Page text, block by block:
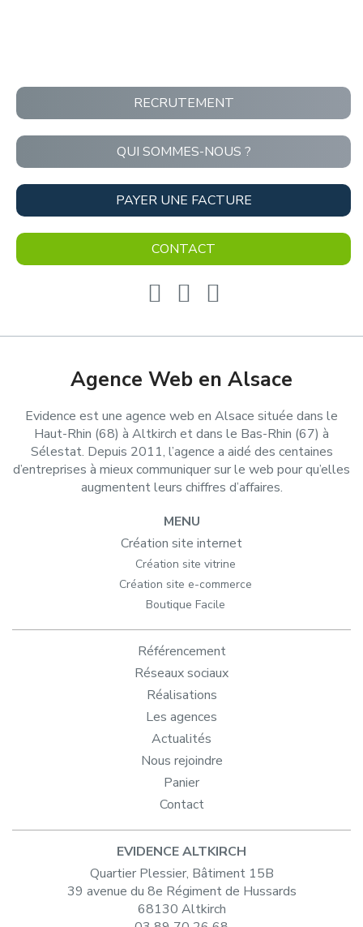
RECRUTEMENT
QUI SOMMES-NOUS ?
PAYER UNE FACTURE
CONTACT
Agence Web en Alsace
Evidence est une agence web en Alsace située dans le
Haut-Rhin (68) à Altkirch et dans le Bas-Rhin (67) à
Sélestat. Depuis 2011, l’agence a aidé des centaines
d’entreprises à mieux communiquer sur le web pour qu’elles
augmentent leurs chiffres d’affaires.
MENU
Création site internet
Création site vitrine
Création site e-commerce
Boutique Facile
Référencement
Réseaux sociaux
Réalisations
Les agences
Actualités
Nous rejoindre
Panier
Contact
EVIDENCE ALTKIRCH
Quartier Plessier, Bâtiment 15B
39 avenue du 8e Régiment de Hussards
68130 Altkirch